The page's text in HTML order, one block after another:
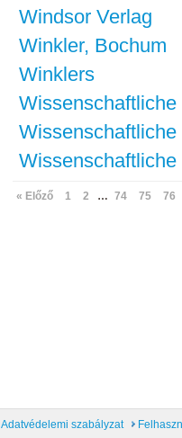
Windsor Verlag
Winkler, Bochum
Winklers
Wissenschaftliche
« Előző 1 2 … 74 75 76
Adatvédelemi szabályzat